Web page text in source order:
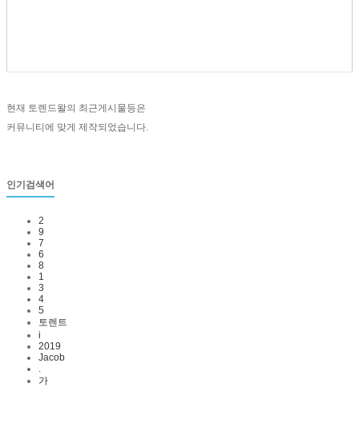
현재 토렌드왈의 최근게시물등은
커뮤니티에 맞게 제작되었습니다.
인기검색어
2
9
7
6
8
1
3
4
5
토렌트
i
2019
Jacob
.
가